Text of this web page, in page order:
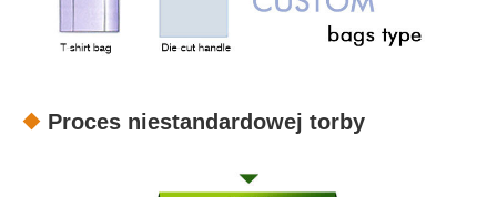
Proces niestandardowej torby